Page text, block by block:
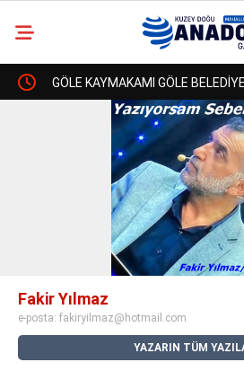
GÖLE KAYMAKAMI GÖLE
2025
deneme
veren
Fakir Yılmaz
e-posta: fakiryilmaz@hotmail.com
YAZARIN TÜM